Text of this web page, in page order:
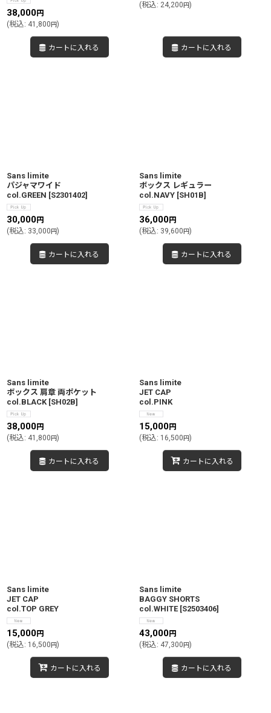
38,000円
(税込: 41,800円)
カートに入れる
(税込: 24,200円)
カートに入れる
Sans limite
パジャマワイド
col.GREEN [S2301402]
30,000円
(税込: 33,000円)
カートに入れる
Sans limite
ボックス レギュラー
col.NAVY [SH01B]
36,000円
(税込: 39,600円)
カートに入れる
Sans limite
ボックス 肩章 両ポケット
col.BLACK [SH02B]
38,000円
(税込: 41,800円)
カートに入れる
Sans limite
JET CAP
col.PINK
15,000円
(税込: 16,500円)
カートに入れる
Sans limite
JET CAP
col.TOP GREY
15,000円
(税込: 16,500円)
カートに入れる
Sans limite
BAGGY SHORTS
col.WHITE [S2503406]
43,000円
(税込: 47,300円)
カートに入れる